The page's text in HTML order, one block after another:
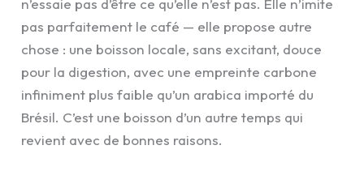
n’essaie pas d’être ce qu’elle n’est pas. Elle n’imite
pas parfaitement le café — elle propose autre
chose : une boisson locale, sans excitant, douce
pour la digestion, avec une empreinte carbone
infiniment plus faible qu’un arabica importé du
Brésil. C’est une boisson d’un autre temps qui
revient avec de bonnes raisons.